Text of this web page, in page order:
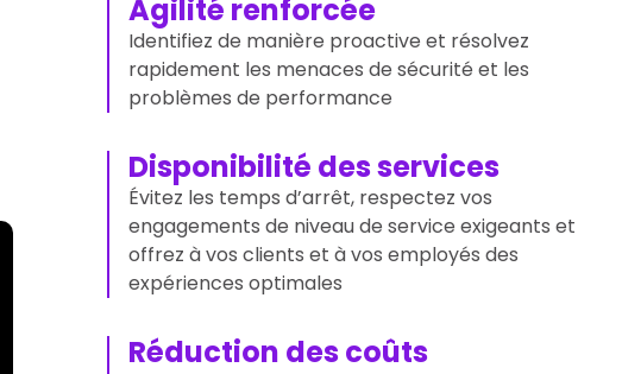
Agilité renforcée
Identifiez de manière proactive et résolvez
rapidement les menaces de sécurité et les
problèmes de performance
Disponibilité des services
Évitez les temps d’arrêt, respectez vos
engagements de niveau de service exigeants et
offrez à vos clients et à vos employés des
expériences optimales
Réduction des coûts